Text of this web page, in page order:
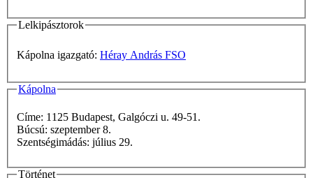
Lelkipásztorok
Kápolna igazgató: Héray András FSO
Kápolna
Címe: 1125 Budapest, Galgóczi u. 49-51.
Búcsú: szeptember 8.
Szentségimádás: július 29.
Történet